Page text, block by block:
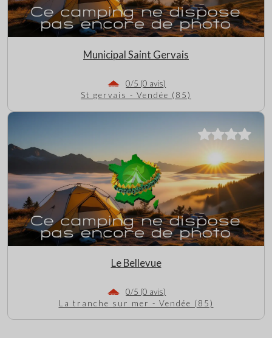
Municipal Saint Gervais
0/5 (0 avis)
St gervais - Vendée (85)
Le Bellevue
0/5 (0 avis)
La tranche sur mer - Vendée (85)